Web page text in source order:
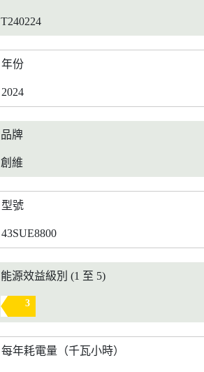
T240224
年份
2024
品牌
創維
型號
43SUE8800
能源效益級別 (1 至 5)
3
每年耗電量（千瓦小時）